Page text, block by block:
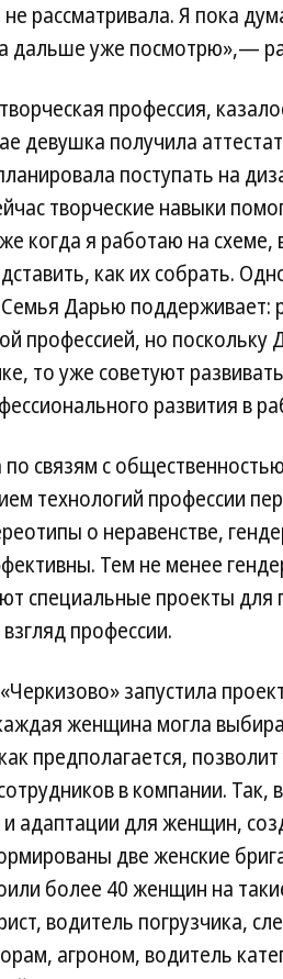
рассматривала. Я пока
дальше уже посмотрю»,—
профессия,
девушка получила
поступать на
творческие навыки
когда я работаю на
как их собрать.
Семья Дарью
профессией, но
то уже советуют
развития в
связям с
технологий профессии
о неравенстве,
Тем не менее
специальные проекты
профессии.
запустила
женщина могла
предполагается,
в компании. Так,
адаптации для женщин,
две женские
более 40 женщин на
водитель погрузчика,
агроном, водитель